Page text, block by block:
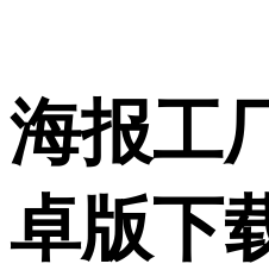
海报工
卓版下